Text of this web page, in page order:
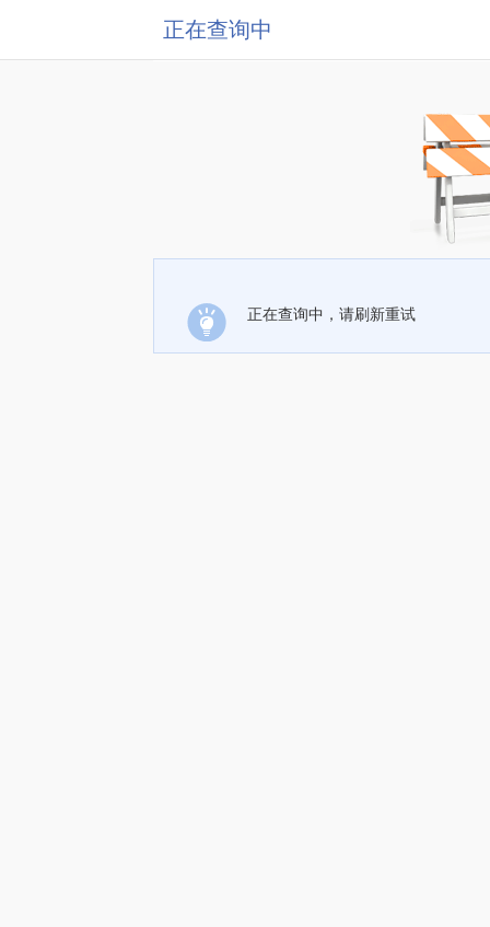
正在查询中
正在查询中，请刷新重试